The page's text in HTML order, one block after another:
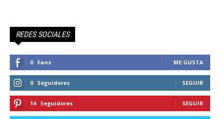
REDES SOCIALES
0 Fans ME GUSTA
0 Seguidores SEGUIR
14 Seguidores SEGUIR